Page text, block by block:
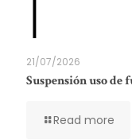
21/07/2026
Suspensión uso de
Read more